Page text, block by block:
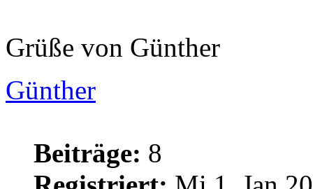
Grüße von Günther
Günther
Beiträge: 8